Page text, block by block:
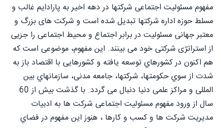
مفهوم مسئولیت اجتماعی شرکتها در دهه اخیر به پارادایم غالب و
مسلط حوزه اداره شرکتها تبدیل شده است و شرکت های بزرگ و
معتبر جهانی مسئولیت در برابر اجتماع و محیط اجتماعی را جزیی
از استراتژی شرکتی خود می بینند. این مفهوم، موضوعی است که
هم اکنون در کشورهاي توسعه یافته و کشورهایی با اقتصاد باز به
شدت از سوي حکومتها، شرکتها، جامعه مدنی، سازمانهاي بین
المللی و مراکز علمی دنیا دنبال می گردد. با گذشت بیش از 60
سال از ورود مفهوم مسئولیت اجتماعی شرکت ها به ادبیات
مدیریت شرکت ها و کسب و کارها ، هنوز این مفهوم در فضاي